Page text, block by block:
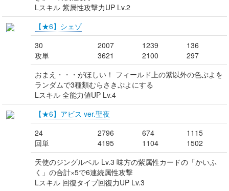
Lスキル 紫属性攻撃力UP Lv.2
【★6】シェゾ
30
攻単
2007
3621
1239
2100
136
297
おまえ・・・がほしい！ フィールド上の紫以外の色ぷよを
ランダムで3種類むらさきぷよにする
Lスキル 全能力値UP Lv.4
【★6】アビス ver.聖夜
24
回単
2796
4195
674
1104
1115
1502
天使のジングルベル Lv.3 味方の紫属性カードの「かいふ
く」の合計×5で6連続属性攻撃
Lスキル 回復タイプ回復力UP Lv.3